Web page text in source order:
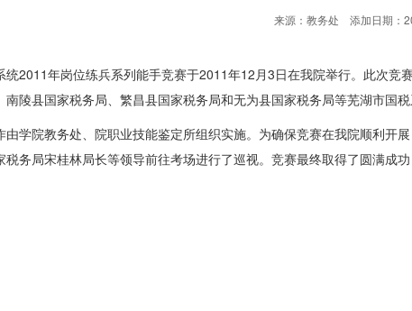
来源：教务处 添加日期：
年岗位练兵系列能手竞赛于2011年12月3日在我院举行。此次竞
陵县国家税务局、繁昌县国家税务局和无为县国家税务局等芜湖市国税
院教务处、院职业技能鉴定所组织实施。为确保竞赛在我院顺利开
务局宋桂林局长等领导前往考场进行了巡视。竞赛最终取得了圆满成